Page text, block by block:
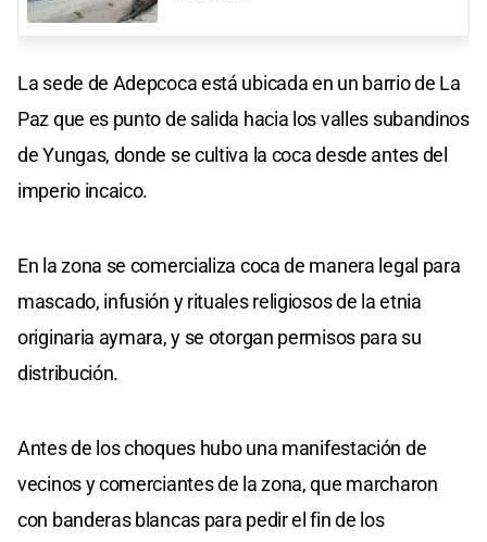
La sede de Adepcoca está ubicada en un barrio de La
Paz que es punto de salida hacia los valles subandinos
de Yungas, donde se cultiva la coca desde antes del
imperio incaico.
En la zona se comercializa coca de manera legal para
mascado, infusión y rituales religiosos de la etnia
originaria aymara, y se otorgan permisos para su
distribución.
Antes de los choques hubo una manifestación de
vecinos y comerciantes de la zona, que marcharon
con banderas blancas para pedir el fin de los